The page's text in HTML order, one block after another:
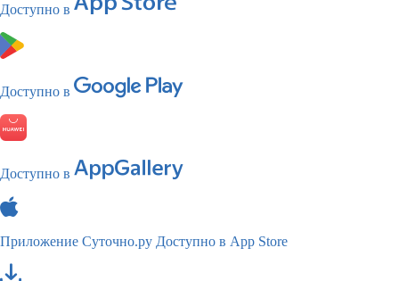
Доступно в
Доступно в
Доступно в
Приложение Суточно.ру Доступно в App Store